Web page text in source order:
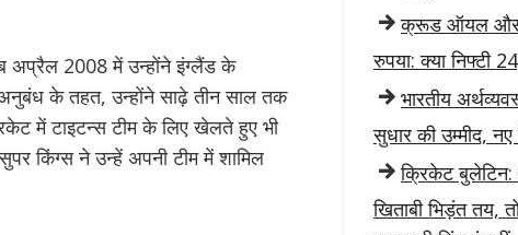
2008 में उन्होंने इंग्लैंड के
के तहत, उन्होंने साढ़े तीन साल तक
में टाइटन्स टीम के लिए खेलते हुए भी
किंग्स ने उन्हें अपनी टीम में शामिल
क्रूड ऑयल और
रुपया: क्या निफ्टी
भारतीय
सुधार की उम्मीद,
क्रिकेट
खिताबी भिड़ंत तय,